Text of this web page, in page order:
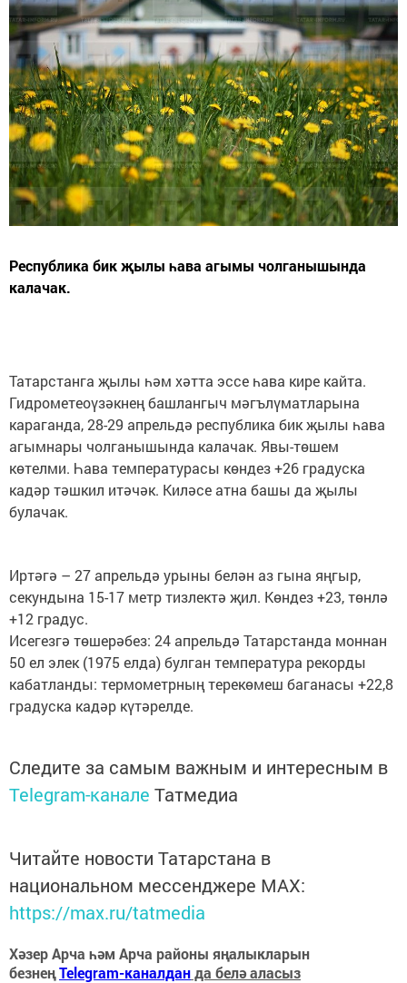
Республика бик җылы һава агымы чолганышында
калачак.
Татарстанга җылы һәм хәтта эссе һава кире кайта.
Гидрометеоүзәкнең башлангыч мәгълүматларына
караганда, 28-29 апрельдә республика бик җылы һава
агымнары чолганышында калачак. Явы-төшем
көтелми. Һава температурасы көндез +26 градуска
кадәр тәшкил итәчәк. Киләсе атна башы да җылы
булачак.
Иртәгә – 27 апрельдә урыны белән аз гына яңгыр,
секундына 15-17 метр тизлектә җил. Көндез +23, төнлә
+12 градус.
Исегезгә төшерәбез: 24 апрельдә Татарстанда моннан
50 ел элек (1975 елда) булган температура рекорды
кабатланды: термометрның терекөмеш баганасы +22,8
градуска кадәр күтәрелде.
Следите за самым важным и интересным в
Telegram-канале Татмедиа
Читайте новости Татарстана в
национальном мессенджере MАХ:
https://max.ru/tatmedia
Хәзер Арча һәм Арча районы яңалыкларын
безнеңTelegram-каналданда белә аласыз